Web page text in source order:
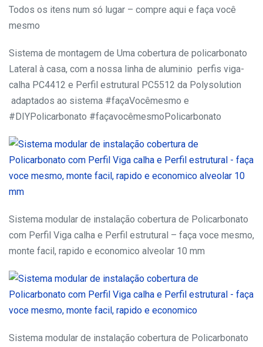
Todos os itens num só lugar – compre aqui e faça você
mesmo
Sistema de montagem de Uma cobertura de policarbonato
Lateral à casa, com a nossa linha de aluminio perfis viga-
calha PC4412 e Perfil estrutural PC5512 da Polysolution
adaptados ao sistema #façaVocêmesmo e
#DIYPolicarbonato #façavocêmesmoPolicarbonato
Sistema modular de instalação cobertura de Policarbonato
com Perfil Viga calha e Perfil estrutural – faça voce mesmo,
monte facil, rapido e economico alveolar 10 mm
Sistema modular de instalação cobertura de Policarbonato